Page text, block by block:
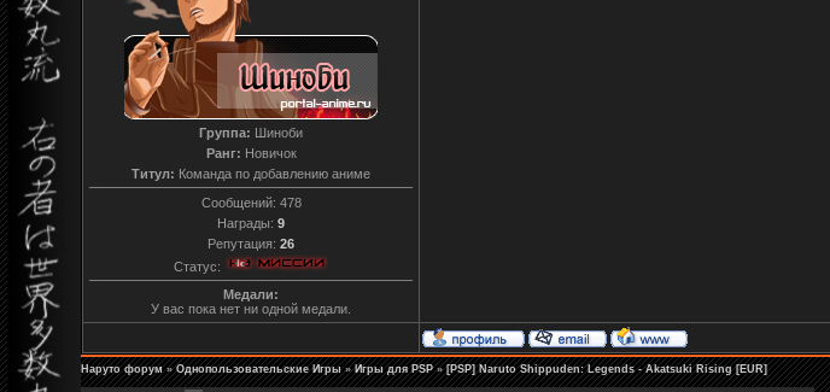
Группа: Шиноби
Ранг: Новичок
Титул: Команда по добавлению аниме
Сообщений: 478
Награды: 9
Репутация: 26
Статус:
Медали:
У вас пока нет ни одной медали.
Наруто форум » Однопользовательские Игры » Игры для PSP » [PSP] Naruto Shippuden: Legends - Akatsuki Rising [EUR]